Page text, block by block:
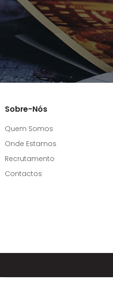
Sobre-Nós
Quem Somos
Onde Estamos
Recrutamento
Contactos